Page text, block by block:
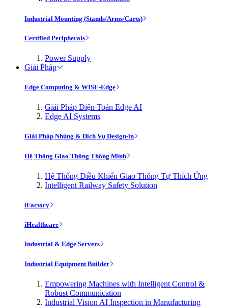
Industrial Mounting (Stands/Arms/Carts)
Certified Peripherals
Power Supply
Giải Pháp
Edge Computing & WISE-Edge
Giải Pháp Điện Toán Edge AI
Edge AI Systems
Giải Pháp Nhúng & Dịch Vụ Design-in
Hệ Thống Giao Thông Thông Minh
Hệ Thống Điều Khiển Giao Thông Tự Thích Ứng
Intelligent Railway Safety Solution
iFactory
iHealthcare
Industrial & Edge Servers
Industrial Equipment Builder
Empowering Machines with Intelligent Control &
Robust Communication
Industrial Vision AI Inspection in Manufacturing